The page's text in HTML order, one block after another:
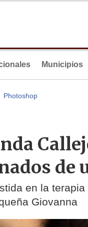
Municipios
Photoshop
de
en la
Giovanna